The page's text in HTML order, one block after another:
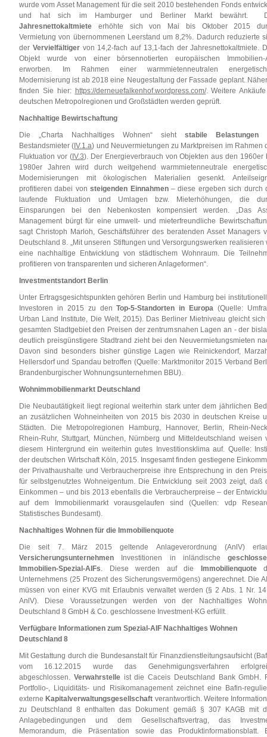
wurde vom Asset Management für die seit 2010 bestehenden Fonds
und hat sich im Hamburger und Berliner Markt bewährt.
Jahresnettokaltmiete erhöhte sich von Mai bis Oktober 2015
Vermietung von übernommenen Leerstand um 8,2%. Dadurch reduzierte
der Vervielfältigervon 14,2-fach auf 13,1-fach der Jahresnettokaltmiete.
Objekt wurde von einer börsennotierten europäischen Immobilien-
erworben. Im Rahmen einer warmmietenneutralen
Modernisierung ist ab 2018 eine Neugestaltung der Fassade geplant.
finden Sie hier: https://derneuefalkenhof.wordpress.com/. Weitere
deutschen Metropolregionen und Großstädten werden geprüft.
Nachhaltige Bewirtschaftung
Die „Charta Nachhaltiges Wohnen“ sieht stabile Belastungen
Bestandsmieter ( IV.1.a) und Neuvermietungen zu Marktpreisen im Rahmen
Fluktuation vor (IV.3). Der Energieverbrauch von Objekten aus den 1960er
1980er Jahren wird durch weitgehend warmmietenneutrale
Modernisierungen mit ökologischen Materialien gesenkt.
profitieren dabei vonsteigenden Einnahmen– diese ergeben sich durch
laufende Fluktuation und Umlagen bzw. Mieterhöhungen, die
Einsparungen bei den Nebenkosten kompensiert werden. „Das
Management bürgt für eine umwelt- und mieterfreundliche
sagt Christoph Marloh, Geschäftsführer des beratenden Asset Managers
Deutschland 8. „Mit unseren Stiftungen und Versorgungswerken realisieren
eine nachhaltige Entwicklung von städtischem Wohnraum. Die
profitieren von transparenten und sicheren Anlageformen“.
Investmentstandort Berlin
Unter Ertragsgesichtspunkten gehören Berlin und Hamburg bei
Investoren in 2015 zu denTop-5-Standorten in Europa (Quelle:
Urban Land Institute, Die Welt, 2015). Das Berliner Mietniveau gleicht sich
gesamten Stadtgebiet den Preisen der zentrumsnahen Lagen an - der
deutlich preisgünstigere Stadtrand zieht bei den Neuvermietungsmieten
Davon sind besonders bisher günstige Lagen wie Reinickendorf,
Hellersdorf und Spandau betroffen (Quelle: Marktmonitor 2015 Verband
Brandenburgischer Wohnungsunternehmen BBU).
Wohnimmobilienmarkt Deutschland
Die Neubautätigkeit liegt regional weiterhin stark unter dem jährlichen
an zusätzlichen Wohneinheiten von 2015 bis 2030 in deutschen Kreise
Städten. Die Metropolregionen Hamburg, Hannover, Berlin, Rhein-
Rhein-Ruhr, Stuttgart, München, Nürnberg und Mitteldeutschland weisen
diesem Hintergrund ein weiterhin gutes Investitionsklima auf. Quelle:
der deutschen Wirtschaft Köln, 2015. Insgesamt finden gestiegene
der Privathaushalte und Verbraucherpreise ihre Entsprechung in den
für selbstgenutztes Wohneigentum. Die Entwicklung seit 2003 zeigt, daß
Einkommen – und bis 2013 ebenfalls die Verbraucherpreise – der
auf dem Immobilienmarkt vorausgelaufen sind (Quellen: vdp
Statistisches Bundesamt).
Nachhaltiges Wohnen für die Immobilienquote
Die seit 7. März 2015 geltende Anlageverordnung (AnlV)
Versicherungsunternehmen Investitionen in inländische
Immobilien-Spezial-AIFs. Diese werden auf die Immobilienquote
Unternehmens (25 Prozent des Sicherungsvermögens) angerechnet. Die
müssen von einer KVG mit Erlaubnis verwaltet werden (§ 2 Abs. 1 Nr.
AnlV). Diese Voraussetzungen werden von der Nachhaltiges
Deutschland 8 GmbH & Co. geschlossene Investment-KG erfüllt.
Verfügbare Informationen zum Spezial-AIF Nachhaltiges Wohnen
Deutschland 8
Mit Gestattung durch die Bundesanstalt für Finanzdienstleitungsaufsicht
vom 16.12.2015 wurde das Genehmigungsverfahren
abgeschlossen. Verwahrstelleist die Caceis Deutschland Bank GmbH.
Portfolio-, Liquiditäts- und Risikomanagement zeichnet eine Bafin-
externe Kapitalverwaltungsgesellschaft verantwortlich. Weitere
zu Deutschland 8 enthalten das Dokument gemäß § 307 KAGB mit
Anlagebedingungen und dem Gesellschaftsvertrag, das
Memorandum, die Präsentation sowie das Produktinformationsblatt.